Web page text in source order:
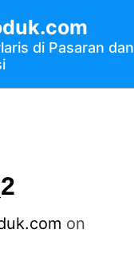
di Pasaran dan
on